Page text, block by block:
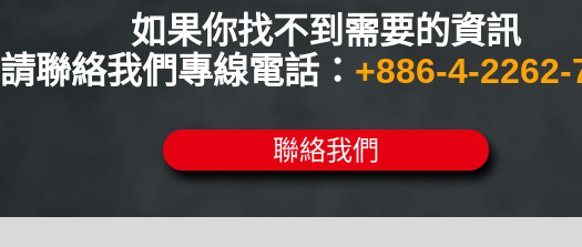
如果你找不到需要的資訊
請聯絡我們專線電話： +886-4-2262-
聯絡我們